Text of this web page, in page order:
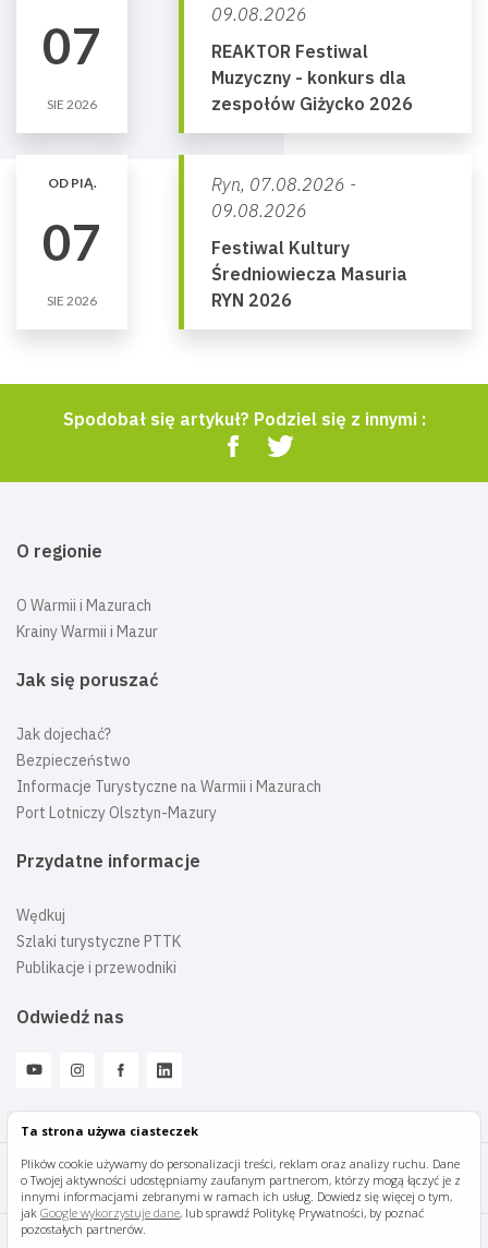
Ta strona używa ciasteczek
Plików cookie używamy do personalizacji treści, reklam oraz analizy ruchu. Dane
o Twojej aktywności udostępniamy zaufanym partnerom, którzy mogą łączyć je z
innymi informacjami zebranymi w ramach ich usług. Dowiedz się więcej o tym,
jak Google wykorzystuje dane, lub sprawdź Politykę Prywatności, by poznać
pozostałych partnerów.
07
SIE 2026
09.08.2026
REAKTOR Festiwal
Muzyczny - konkurs dla
zespołów Giżycko 2026
OD PIĄ.
07
SIE 2026
Ryn, 07.08.2026 -
09.08.2026
Festiwal Kultury
Średniowiecza Masuria
RYN 2026
Spodobał się artykuł? Podziel się z innymi :
O regionie
O Warmii i Mazurach
Krainy Warmii i Mazur
Jak się poruszać
Jak dojechać?
Bezpieczeństwo
Informacje Turystyczne na Warmii i Mazurach
Port Lotniczy Olsztyn-Mazury
Przydatne informacje
Wędkuj
Szlaki turystyczne PTTK
Publikacje i przewodniki
Odwiedź nas
Mazury Travel © 2026